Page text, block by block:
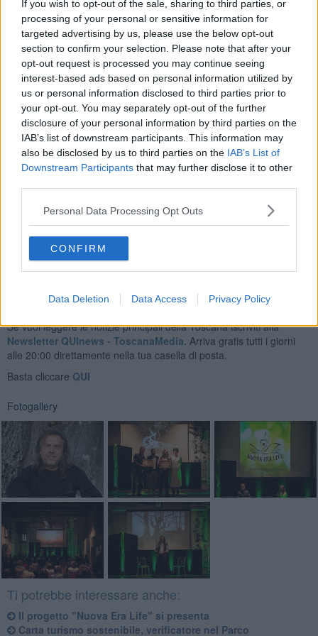
If you wish to opt-out of the sale, sharing to third parties, or
processing of your personal or sensitive information for
targeted advertising by us, please use the below opt-out
section to confirm your selection. Please note that after your
opt-out request is processed you may continue seeing
interest-based ads based on personal information utilized by
us or personal information disclosed to third parties prior to
your opt-out. You may separately opt-out of the further
disclosure of your personal information by third parties on the
IAB’s list of downstream participants. This information may
also be disclosed by us to third parties on the IAB’s List of
Downstream Participants that may further disclose it to other
Personal Data Processing Opt Outs
CONFIRM
Data Deletion Data Access Privacy Policy
Jimmy Ghione.
"Nuova Era Life rappresenta un’opportunità che abbiamo creato
dopo anni di esperienza, aggiustamenti e studio, per chiunque
ricerchi ilmiglioramento della qualità della propria vita, con il
desiderio di migliorare se stesso, dal punto di vista fisico, psichico e
spirituale, soprattutto in un periodo in cui le persone hanno
particolarmente bisogno di ritrovare pace e benessere psicofisico",
ha spiegato Marco Montagnani.
hanno preso parte all’evento
Bibbiena, Filippo Vagnoli, e l’Assessore alla Cultura del comune
casentinese, Francesca Nassini, che hanno conferito una targa di
ringraziamento al Maestro Montagnaniper rappresentare un
importante player territoriale.
Se vuoi leggere le notizie principali della Toscana iscriviti alla
Newsletter QUInews - ToscanaMedia. Arriva gratis tutti i giorni
alle 20:00 direttamente nella tua casella di posta.
Basta cliccare QUI
Fotogallery
Ti potrebbe interessare anche:
Il progetto "Nuova Era Life" si presenta
Carta turismo sostenibile, verificatore nel Parco